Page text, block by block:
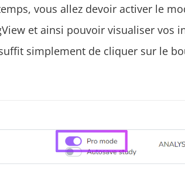
vous allez devoir activer le
et ainsi pouvoir visualiser vos
simplement de cliquer sur le